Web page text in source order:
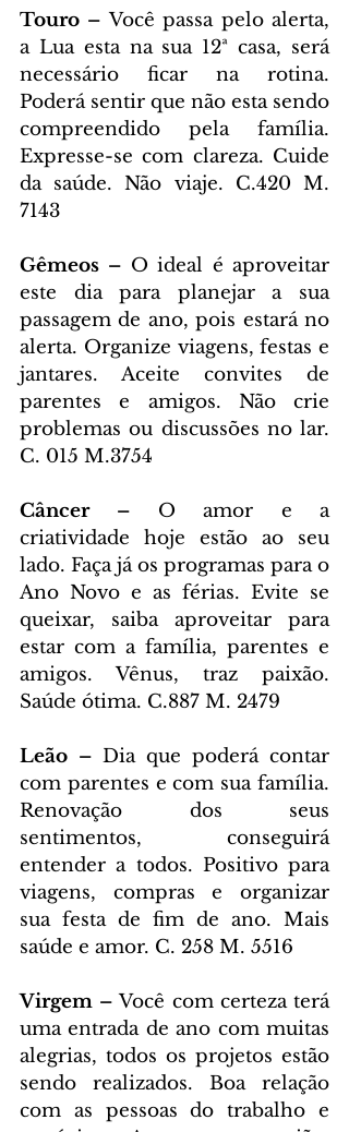
Touro – Você passa pelo alerta,
a Lua esta na sua 12ª casa, será
necessário ficar na rotina.
Poderá sentir que não esta sendo
compreendido pela família.
Expresse-se com clareza. Cuide
da saúde. Não viaje. C.420 M.
7143
Gêmeos – O ideal é aproveitar
este dia para planejar a sua
passagem de ano, pois estará no
alerta. Organize viagens, festas e
jantares. Aceite convites de
parentes e amigos. Não crie
problemas ou discussões no lar.
C. 015 M.3754
Câncer – O amor e a
criatividade hoje estão ao seu
lado. Faça já os programas para o
Ano Novo e as férias. Evite se
queixar, saiba aproveitar para
estar com a família, parentes e
amigos. Vênus, traz paixão.
Saúde ótima. C.887 M. 2479
Leão – Dia que poderá contar
com parentes e com sua família.
Renovação dos seus
sentimentos, conseguirá
entender a todos. Positivo para
viagens, compras e organizar
sua festa de fim de ano. Mais
saúde e amor. C. 258 M. 5516
Virgem – Você com certeza terá
uma entrada de ano com muitas
alegrias, todos os projetos estão
sendo realizados. Boa relação
com as pessoas do trabalho e